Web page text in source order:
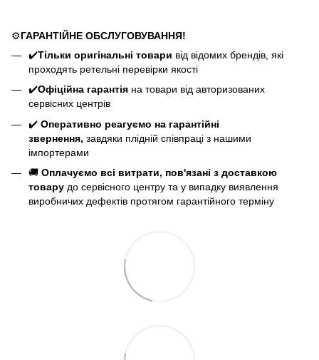
⚙️ГАРАНТІЙНЕ ОБСЛУГОВУВАННЯ!
✔️Тільки оригінальні товари від відомих брендів, які
проходять ретельні перевірки якості
✔️Офіційна гарантія на товари від авторизованих
сервісних центрів
✔️ Оперативно реагуємо на гарантійні
звернення, завдяки плідній співпраці з нашими
імпортерами
🚚 Оплачуємо всі витрати, пов'язані з доставкою
товару до сервісного центру та у випадку виявлення
виробничих дефектів протягом гарантійного терміну